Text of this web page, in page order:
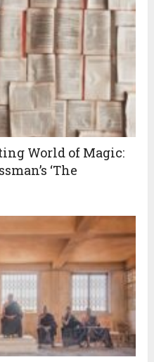
World of Magic:
‘The